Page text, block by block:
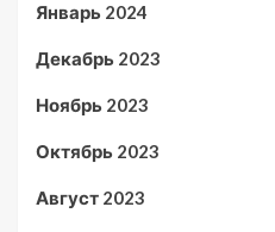
Январь 2024
Декабрь 2023
Ноябрь 2023
Октябрь 2023
Август 2023